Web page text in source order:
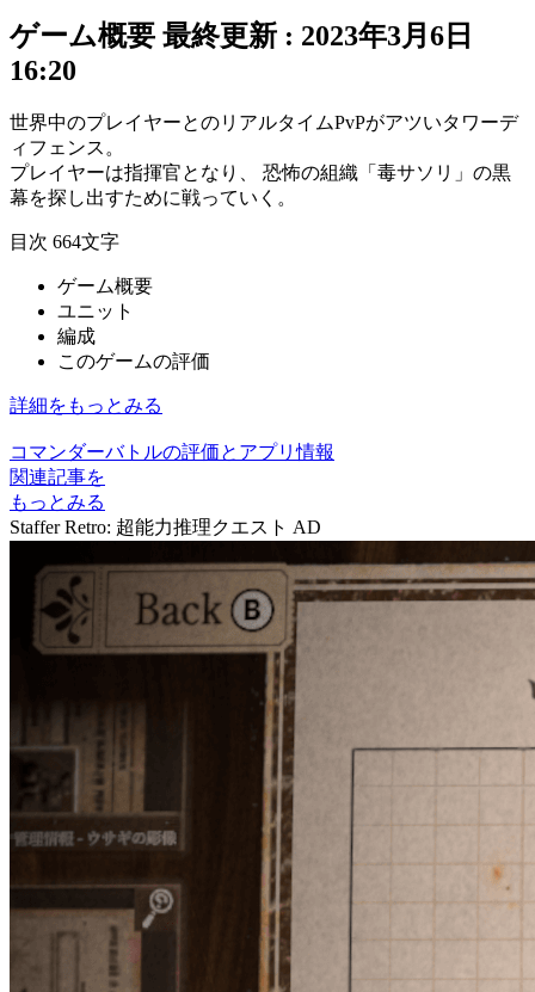
ゲーム概要 最終更新 : 2023年3月6日
16:20
世界中のプレイヤーとのリアルタイムPvPがアツいタワーデ
ィフェンス 。
プレイヤーは指揮官となり、 恐怖の組織 「毒サソリ」の黒
幕を探し出すために戦っていく。
目次 664文字
ゲーム概要
ユニット
編成
このゲームの評価
詳細をもっとみる
コマンダーバトルの評価とアプリ情報
関連記事を
もっとみる
Staffer Retro: 超能力推理クエスト AD